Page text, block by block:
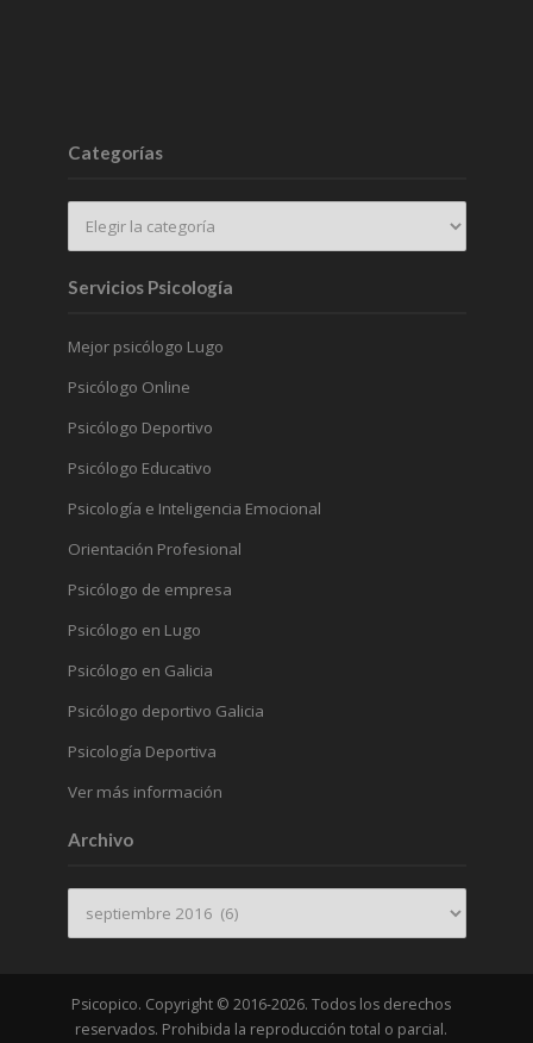
Categorías
Servicios Psicología
Mejor psicólogo Lugo
Psicólogo Online
Psicólogo Deportivo
Psicólogo Educativo
Psicología e Inteligencia Emocional
Orientación Profesional
Psicólogo de empresa
Psicólogo en Lugo
Psicólogo en Galicia
Psicólogo deportivo Galicia
Psicología Deportiva
Ver más información
Archivo
Archivo
Psicopico. Copyright © 2016-2026. Todos los derechos
reservados. Prohibida la reproducción total o parcial.